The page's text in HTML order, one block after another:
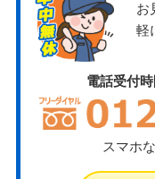
お
軽
電話受付
スマホ